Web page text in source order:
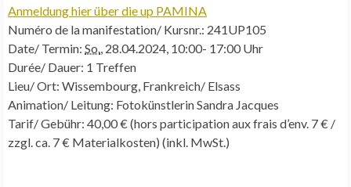
Anmeldung hier über die up PAMINA
Numéro de la manifestation/ Kursnr.: 241UP105
Date/ Termin: So. , 28.04.2024, 10:00- 17:00 Uhr
Durée/ Dauer: 1 Treffen
Lieu/ Ort: Wissembourg, Frankreich/ Elsass
Animation/ Leitung: Fotokünstlerin Sandra Jacques
Tarif/ Gebühr: 40,00 € (hors participation aux frais d’env. 7 € /
zzgl. ca. 7 € Materialkosten) (inkl. MwSt.)